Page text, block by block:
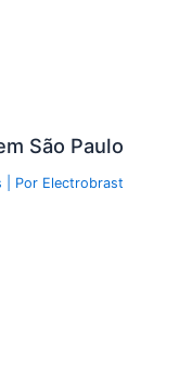
São Paulo
| Por Electrobrast